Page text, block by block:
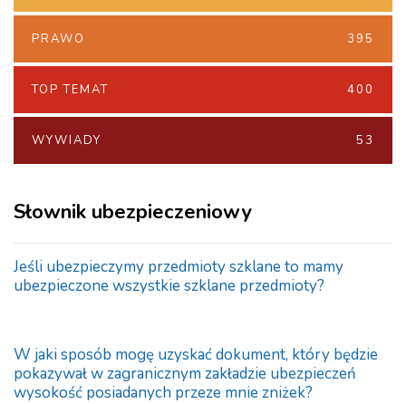
PRAWO 395
TOP TEMAT 400
WYWIADY 53
Słownik ubezpieczeniowy
Jeśli ubezpieczymy przedmioty szklane to mamy
ubezpieczone wszystkie szklane przedmioty?
W jaki sposób mogę uzyskać dokument, który będzie
pokazywał w zagranicznym zakładzie ubezpieczeń
wysokość posiadanych przeze mnie zniżek?